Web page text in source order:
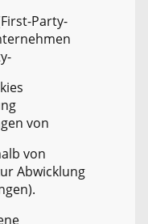
Party-
von
von
Abwicklung